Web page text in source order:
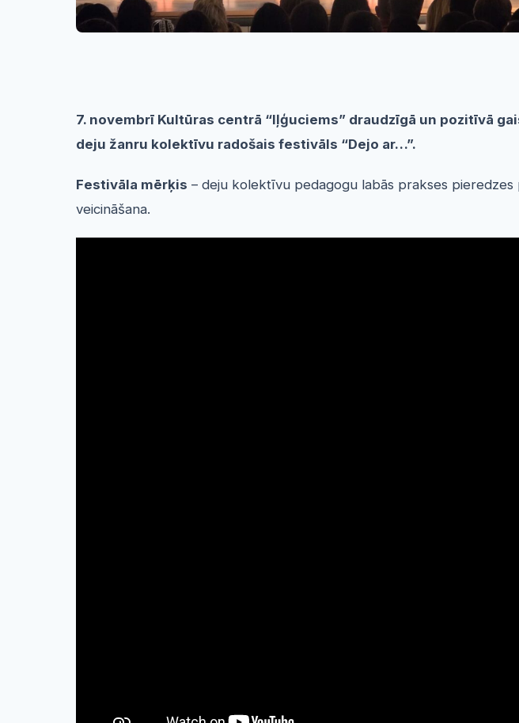
7. novembrī Kultūras centrā “Iļģuciems” draudzīgā un pozitīvā
deju žanru kolektīvu radošais festivāls “Dejo ar…”.
Festivāla mērķis – deju kolektīvu pedagogu labās prakses
veicināšana.